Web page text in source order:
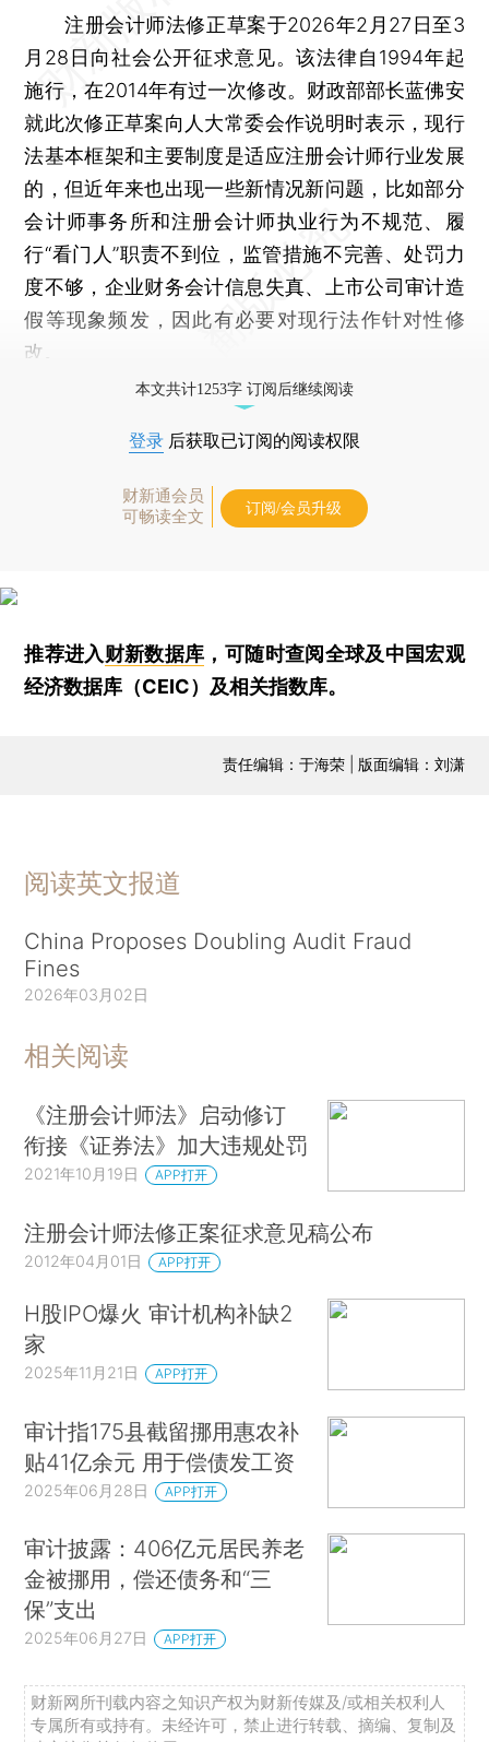
注册会计师法修正草案于2026年2月27日至3
月28日向社会公开征求意见。该法律自1994年起
施行，在2014年有过一次修改。财政部部长蓝佛安
就此次修正草案向人大常委会作说明时表示，现行
法基本框架和主要制度是适应注册会计师行业发展
的，但近年来也出现一些新情况新问题，比如部分
会计师事务所和注册会计师执业行为不规范、履
行“看门人”职责不到位，监管措施不完善、处罚力
度不够，企业财务会计信息失真、上市公司审计造
假等现象频发，因此有必要对现行法作针对性修
改。
本文共计1253字 订阅后继续阅读
登录 后获取已订阅的阅读权限
财新通会员
可畅读全文
订阅/会员升级
推荐进入财新数据库 ，可随时查阅全球及中国宏观
经济数据库（CEIC）及相关指数库。
责任编辑：于海荣 | 版面编辑：刘潇
阅读英文报道
China Proposes Doubling Audit Fraud
Fines
2026年03月02日
相关阅读
《注册会计师法》启动修订
衔接《证券法》加大违规处罚
2021年10月19日 APP打开
注册会计师法修正案征求意见稿公布
2012年04月01日 APP打开
H股IPO爆火 审计机构补缺2
家
2025年11月21日 APP打开
审计指175县截留挪用惠农补
贴41亿余元 用于偿债发工资
2025年06月28日 APP打开
审计披露：406亿元居民养老
金被挪用，偿还债务和“三
保”支出
2025年06月27日 APP打开
财新网所刊载内容之知识产权为财新传媒及/或相关权利人
专属所有或持有。未经许可，禁止进行转载、摘编、复制及